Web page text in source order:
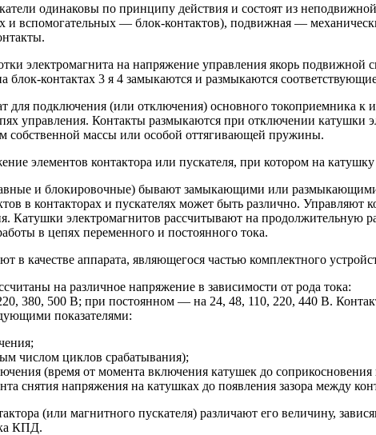
одинаковы по принципу действия и состоят из
и вспомогательных — блок-контактов), подвижная —
электромагнита на напряжение управления якорь подвижной
контактах 3 я 4 замыкаются и размыкаются
для подключения (или отключения) основного токоприемника к
управления. Контакты размыкаются при отключении
собственной массы или особой оттягивающей пружины.
элементов контактора или пускателя, при котором на
и блокировочные) бывают замыкающими или
в контакторах и пускателях может быть различно. Управляют
Катушки электромагнитов рассчитывают на продолжительную
в цепях переменного и постоянного тока.
в качестве аппарата, являющегося частью комплектного
на различное напряжение в зависимости от рода тока:
380, 500 В; при постоянном — на 24, 48, 110, 220, 440 В.
показателями:
числом циклов срабатывания);
(время от момента включения катушек до соприкосновения
снятия напряжения на катушках до появления зазора между
(или магнитного пускателя) различают его величину,
КПД.